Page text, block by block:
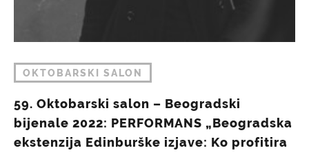
OKTOBARSKI SALON
59. Oktobarski salon – Beogradski
bijenale 2022: PERFORMANS „Beogradska
ekstenzija Edinburške izjave: Ko profitira